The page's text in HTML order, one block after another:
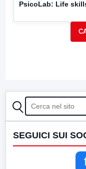
PsicoLab: Life
CERCA
SEGUICI SUI